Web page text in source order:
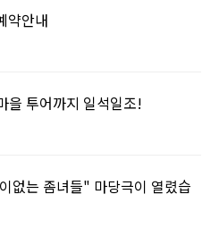
약안내
을 투어까지 일석일조!
없는 좀녀들" 마당극이 열렸습